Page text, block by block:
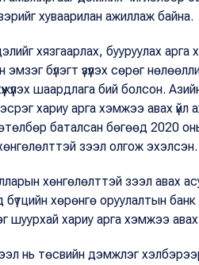
хуваарилан ажиллаж байна.
хязгаарлах, бууруулах арга
бүлэгт үзүүлэх сөрөг
шаардлага бий болсон.
хариу арга хэмжээ авах үйл
баталсан бөгөөд 2020
зээл олгож эхэлсэн.
хөнгөлөлттэй зээл авах
хөрөнгө оруулалтын
хариу арга хэмжээ авах
нь төсвийн дэмжлэг